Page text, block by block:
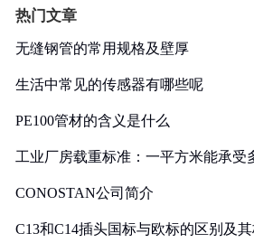
热门文章
无缝钢管的常用规格及壁厚
生活中常见的传感器有哪些呢
PE100管材的含义是什么
工业厂房载重标准：一平方米能承受
CONOSTAN公司简介
C13和C14插头国标与欧标的区别及